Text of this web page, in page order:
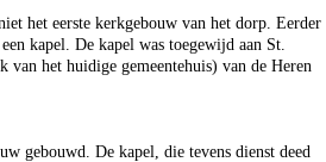
het eerste kerkgebouw van het dorp. Eerder
kapel. De kapel was toegewijd aan St.
van het huidige gemeentehuis) van de Heren
gebouwd. De kapel, die tevens dienst deed